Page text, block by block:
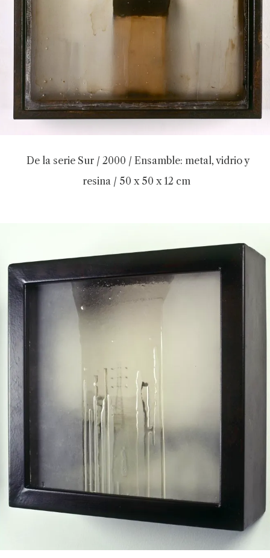
De la serie Sur / 2000 / Ensamble: metal, vidrio y
resina / 50 x 50 x 12 cm